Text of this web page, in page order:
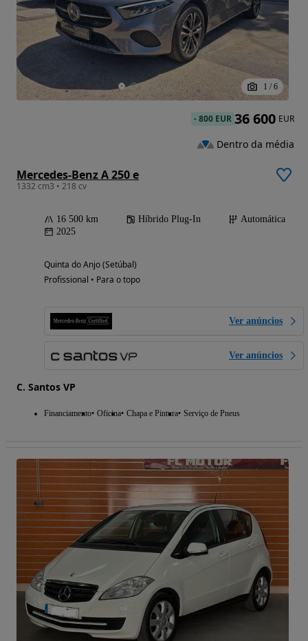
1 / 6
Mercedes-Benz A 250 e
1332 cm3 • 218 cv
16 500 km Híbrido Plug-In
Automática
2025
Quinta do Anjo (Setúbal)
Profissional • Para o topo
Ver anúncios
Ver anúncios
C. Santos VP
Financiamento Oficina Chapa e Pintura Serviço de Pneus
-800 EUR 36 600 EUR
Dentro da média